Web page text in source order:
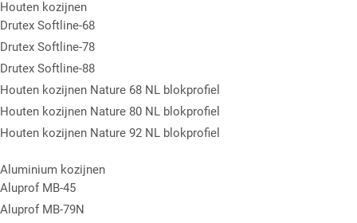
Houten kozijnen
Drutex Softline-68
Drutex Softline-78
Drutex Softline-88
Houten kozijnen Nature 68 NL blokprofiel
Houten kozijnen Nature 80 NL blokprofiel
Houten kozijnen Nature 92 NL blokprofiel
Aluminium kozijnen
Aluprof MB-45
Aluprof MB-79N